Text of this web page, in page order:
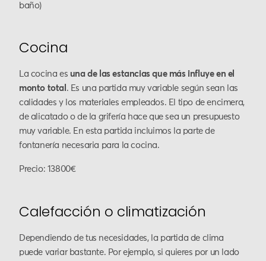
baño)
Cocina
La cocina es una de las estancias que más influye en el
monto total . Es una partida muy variable según sean las
calidades y los materiales empleados. El tipo de encimera,
de alicatado o de la grifería hace que sea un presupuesto
muy variable. En esta partida incluimos la parte de
fontanería necesaria para la cocina.
Precio: 13800€
Calefacción o climatización
Dependiendo de tus necesidades, la partida de clima
puede variar bastante. Por ejemplo, si quieres por un lado